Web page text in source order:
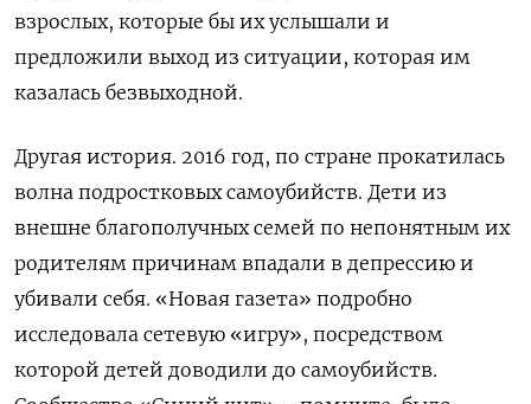
взрослых, которые бы их услышали и
предложили выход из ситуации, которая им
казалась безвыходной.
Другая история. 2016 год, по стране прокатилась
волна подростковых самоубийств. Дети из
внешне благополучных семей по непонятным их
родителям причинам впадали в депрессию и
убивали себя. «Новая газета» подробно
исследовала сетевую «игру», посредством
которой детей доводили до самоубийств.